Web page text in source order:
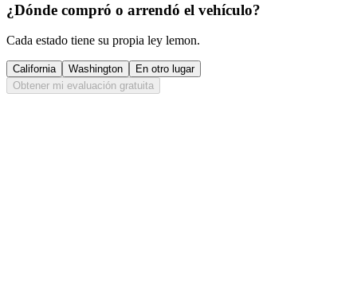
¿Dónde compró o arrendó el vehículo?
Cada estado tiene su propia ley lemon.
California Washington
En otro lugar
Obtener mi evaluación gratuita